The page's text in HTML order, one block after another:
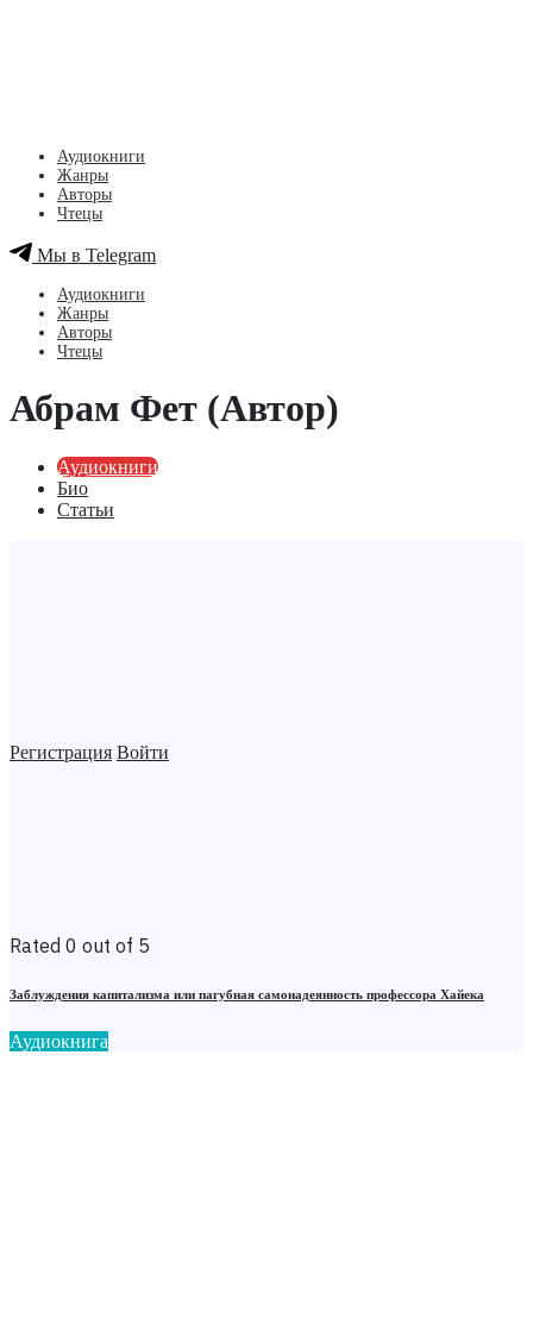
Регистрация Войти
Аудиокниги
Жанры
Авторы
Чтецы
Мы в Telegram
Аудиокниги
Жанры
Авторы
Чтецы
Абрам Фет (Автор)
Аудиокниги
Био
Статьи
Rated 0 out of 5
Заблуждения капитализма или пагубная самонадеянность профессора Хайека
Аудиокнига